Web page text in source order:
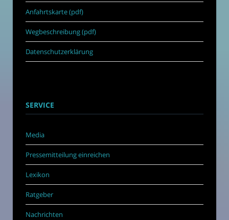
Anfahrtskarte (pdf)
Wegbeschreibung (pdf)
Datenschutzerklärung
SERVICE
Media
Pressemitteilung einreichen
Lexikon
Ratgeber
Nachrichten